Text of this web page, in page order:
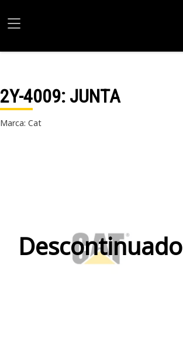
2Y-4009: JUNTA
Marca: Cat
Descontinuado